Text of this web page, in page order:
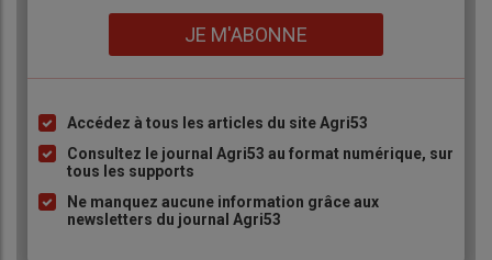
JE M'ABONNE
Liste
à
puce
Accédez à tous les articles du site Agri53
Consultez le journal Agri53 au format numérique, sur
tous les supports
Ne manquez aucune information grâce aux
newsletters du journal Agri53